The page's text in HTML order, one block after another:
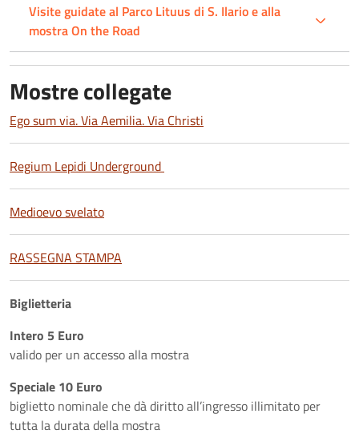
Visite guidate al Parco Lituus di S. Ilario e alla
mostra On the Road
Mostre collegate
Ego sum via. Via Aemilia. Via Christi
Regium Lepidi Underground
Medioevo svelato
RASSEGNA STAMPA
Biglietteria
Intero 5 Euro
valido per un accesso alla mostra
Speciale 10 Euro
biglietto nominale che dà diritto all’ingresso illimitato per
tutta la durata della mostra